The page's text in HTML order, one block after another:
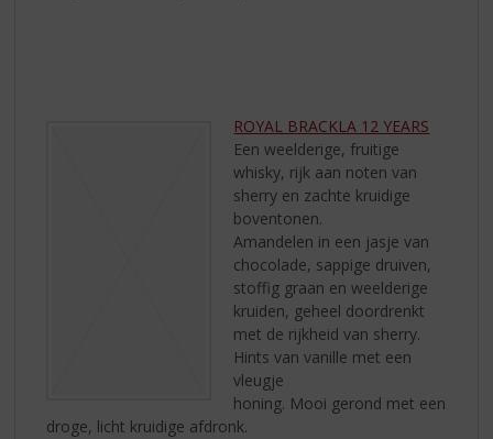
ROYAL BRACKLA 12 YEARS
Een weelderige, fruitige
whisky, rijk aan noten van
sherry en zachte kruidige
boventonen.
Amandelen in een jasje van
chocolade, sappige druiven,
stoffig graan en weelderige
kruiden, geheel doordrenkt
met de rijkheid van sherry.
Hints van vanille met een
vleugje
honing. Mooi gerond met een
droge, licht kruidige afdronk.